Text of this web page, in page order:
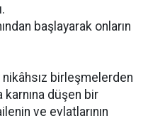
başlayarak onların
birleşmelerden
karnına düşen bir
ve evlatlarının